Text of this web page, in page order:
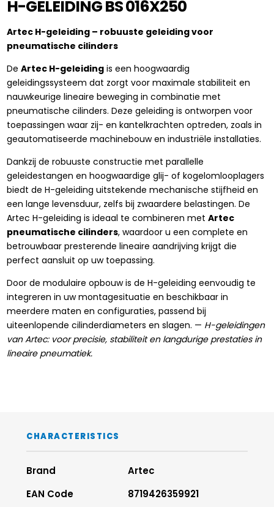
H-GELEIDING BS 016X250
Artec H-geleiding – robuuste geleiding voor
pneumatische cilinders
DeArtec H-geleiding is een hoogwaardig
geleidingssysteem dat zorgt voor maximale stabiliteit en
nauwkeurige lineaire beweging in combinatie met
pneumatische cilinders. Deze geleiding is ontworpen voor
toepassingen waar zij- en kantelkrachten optreden, zoals in
geautomatiseerde machinebouw en industriële installaties.
Dankzij de robuuste constructie met parallelle
geleidestangen en hoogwaardige glij- of kogelomlooplagers
biedt de H-geleiding uitstekende mechanische stijfheid en
een lange levensduur, zelfs bij zwaardere belastingen. De
Artec H-geleiding is ideaal te combineren metArtec
pneumatische cilinders, waardoor u een complete en
betrouwbaar presterende lineaire aandrijving krijgt die
perfect aansluit op uw toepassing.
Door de modulaire opbouw is de H-geleiding eenvoudig te
integreren in uw montagesituatie en beschikbaar in
meerdere maten en configuraties, passend bij
uiteenlopende cilinderdiameters en slagen. — H-geleidingen
van Artec: voor precisie, stabiliteit en langdurige prestaties in
lineaire pneumatiek.
CHARACTERISTICS
Brand
Artec
EAN Code
8719426359921